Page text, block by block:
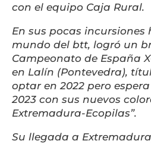
con el equipo Caja Rural.
En sus pocas
mundo del btt, logró un
Campeonato de España
en Lalín (Pontevedra),
optar en 2022 pero
2023 con sus nuevos
Extremadura-Ecopilas”.
Su llegada a